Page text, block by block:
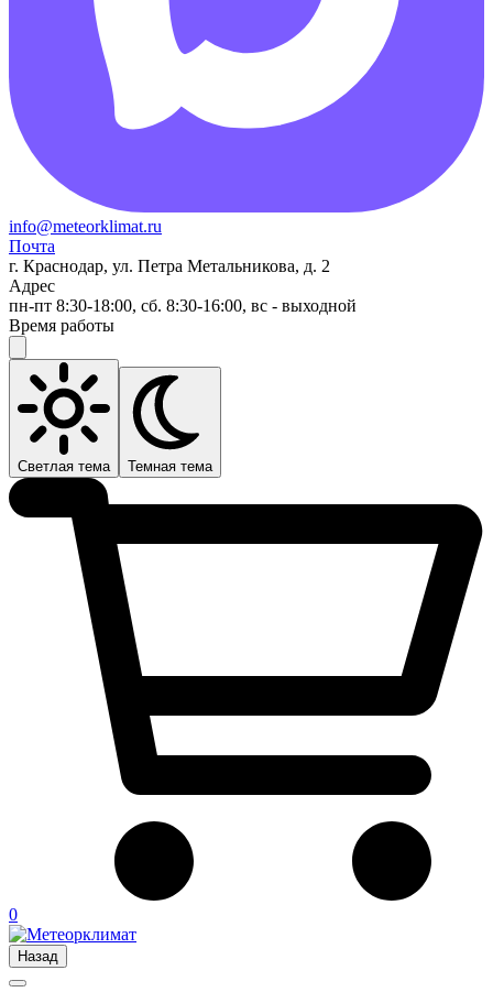
info@meteorklimat.ru
Почта
г. Краснодар, ул. Петра Метальникова, д. 2
Адрес
пн-пт 8:30-18:00, сб. 8:30-16:00, вс - выходной
Время работы
Светлая тема Темная тема
0
Назад